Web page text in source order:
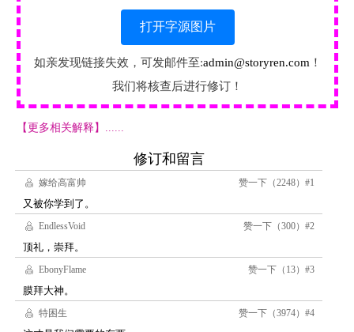
打开字源图片
如亲发现链接失效，可发邮件至:admin@storyren.com ！
我们将核查后进行修订！
【更多相关解释】......